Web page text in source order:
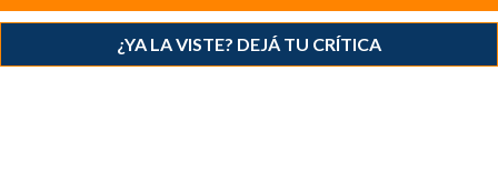
¿YA LA VISTE? DEJÁ TU CRÍTICA